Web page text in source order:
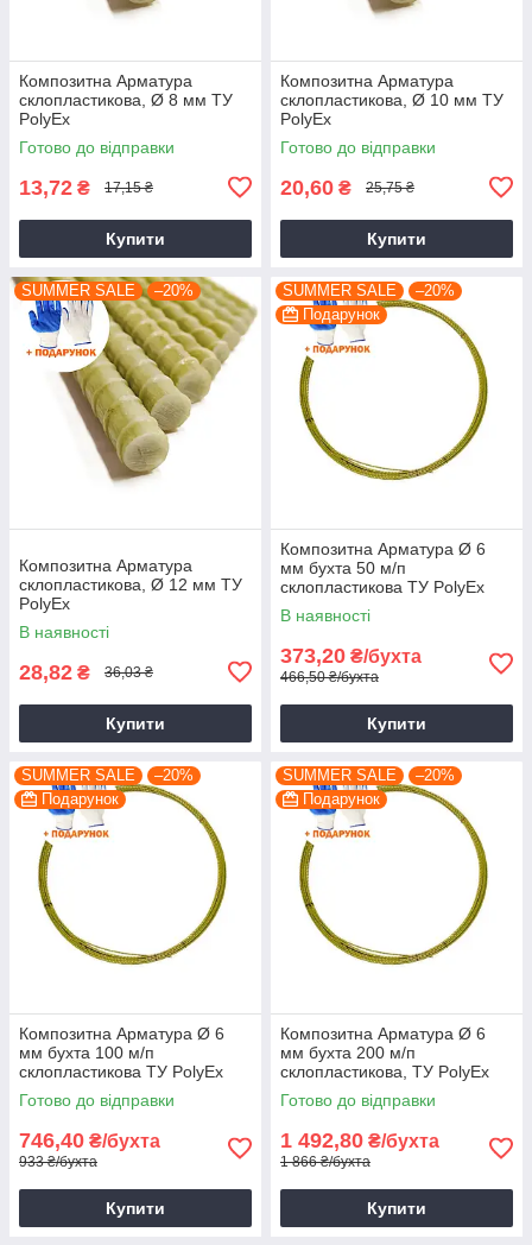
Композитна Арматура
склопластикова, Ø 8 мм ТУ
PolyEx
Готово до відправки
13,72 ₴ 17,15 ₴
Купити
Композитна Арматура
склопластикова, Ø 10 мм ТУ
PolyEx
Готово до відправки
20,60 ₴ 25,75 ₴
Купити
SUMMER SALE –20%
Композитна Арматура
склопластикова, Ø 12 мм ТУ
PolyEx
В наявності
28,82 ₴ 36,03 ₴
Купити
SUMMER SALE
–20%
Подарунок
Композитна Арматура Ø 6
мм бухта 50 м/п
склопластикова ТУ PolyEx
В наявності
373,20 ₴/бухта
466,50 ₴/бухта
Купити
SUMMER SALE
–20%
Подарунок
Композитна Арматура Ø 6
мм бухта 100 м/п
склопластикова ТУ PolyEx
Готово до відправки
746,40 ₴/бухта
933 ₴/бухта
Купити
SUMMER SALE
–20%
Подарунок
Композитна Арматура Ø 6
мм бухта 200 м/п
склопластикова, ТУ PolyEx
Готово до відправки
1 492,80 ₴/бухта
1 866 ₴/бухта
Купити